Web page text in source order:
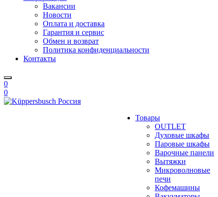
Вакансии
Новости
Оплата и доставка
Гарантия и сервис
Обмен и возврат
Политика конфиденциальности
Контакты
0
0
Товары
OUTLET
Духовые шкафы
Паровые шкафы
Варочные панели
Вытяжки
Микроволновые
печи
Кофемашины